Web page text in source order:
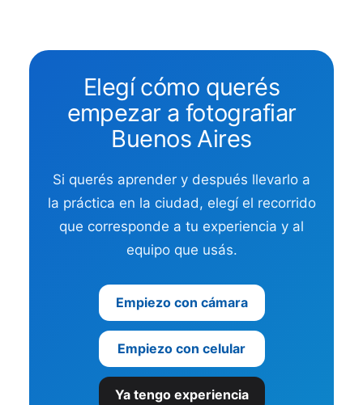
Elegí cómo querés
empezar a fotografiar
Buenos Aires
Si querés aprender y después llevarlo a
la práctica en la ciudad, elegí el recorrido
que corresponde a tu experiencia y al
equipo que usás.
Empiezo con cámara
Empiezo con celular
Ya tengo experiencia